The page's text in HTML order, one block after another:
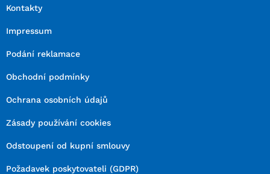
Kontakty
Impressum
Podání reklamace
Obchodní podmínky
Ochrana osobních údajů
Zásady používání cookies
Odstoupení od kupní smlouvy
Požadavek poskytovateli (GDPR)